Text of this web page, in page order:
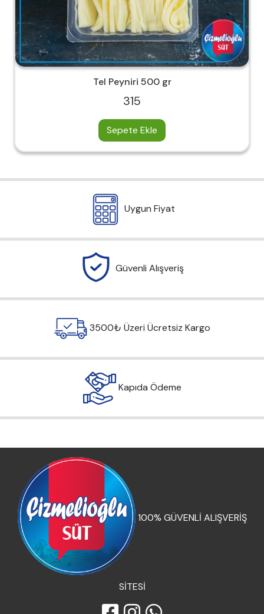
Tel Peyniri 500 gr
315
Sepete Ekle
Uygun Fiyat
Güvenli Alışveriş
3500₺ Üzeri Ücretsiz Kargo
Kapıda Ödeme
100% GÜVENLİ ALIŞVERİŞ
SİTESİ